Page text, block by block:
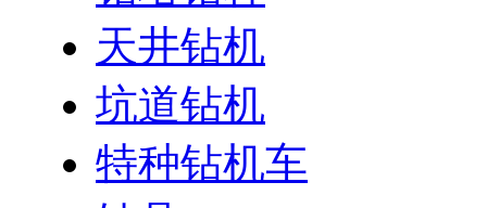
天井钻机
坑道钻机
特种钻机车